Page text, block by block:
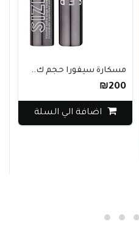
مسكارة سيفورا حجم ك..
₪200
اضافة الي السلة